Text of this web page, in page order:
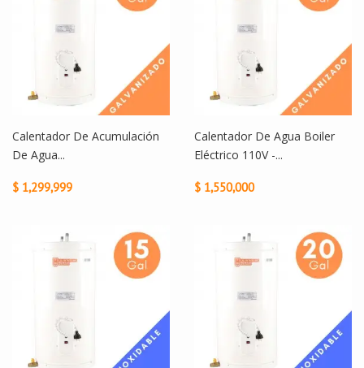
Calentador De Acumulación
De Agua...
$ 1,299,999
Calentador De Agua Boiler
Eléctrico 110V -...
$ 1,550,000